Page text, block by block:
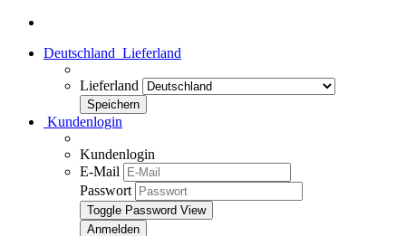
Deutschland Lieferland
Lieferland
Kundenlogin
Kundenlogin
E-Mail
Passwort
Toggle Password View